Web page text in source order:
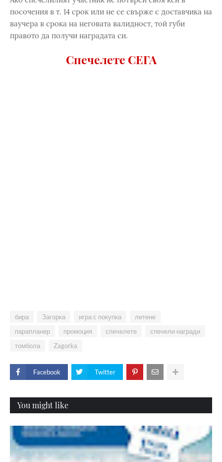
посочения в т. 14 срок или не се свърже с доставчика на
ваучера в срока на неговата валидност, той губи
правото да получи наградата си.
Спечелете СЕГА
бира Загорка игра с покупка
летене
парапланер
промоция спечелете
спечели награди
томбола
Zagorka
Facebook Twitter
You might like